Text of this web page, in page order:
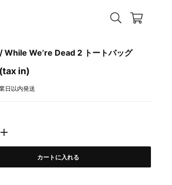
While We’re Dead 2 トートバッグ
in)
日以内発送
カートに入れる